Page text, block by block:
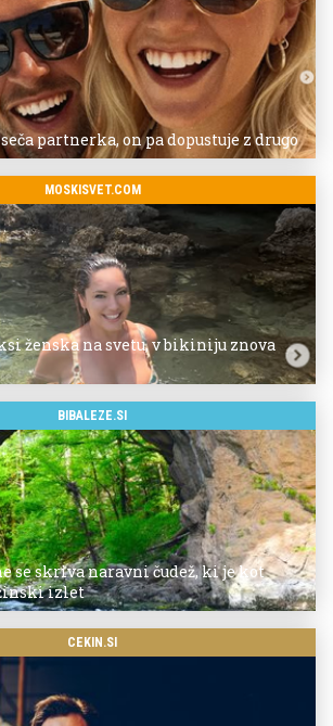
partnerka, on pa dopustuje z drugo
MOSKISVET.COM
ženska na svetu, v bikiniju znova
BIBALEZE.SI
se skriva naravni čudež, ki je kot
izlet
CEKIN.SI